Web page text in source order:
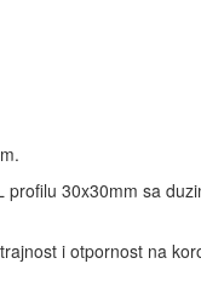
30x30mm sa
i otpornost na